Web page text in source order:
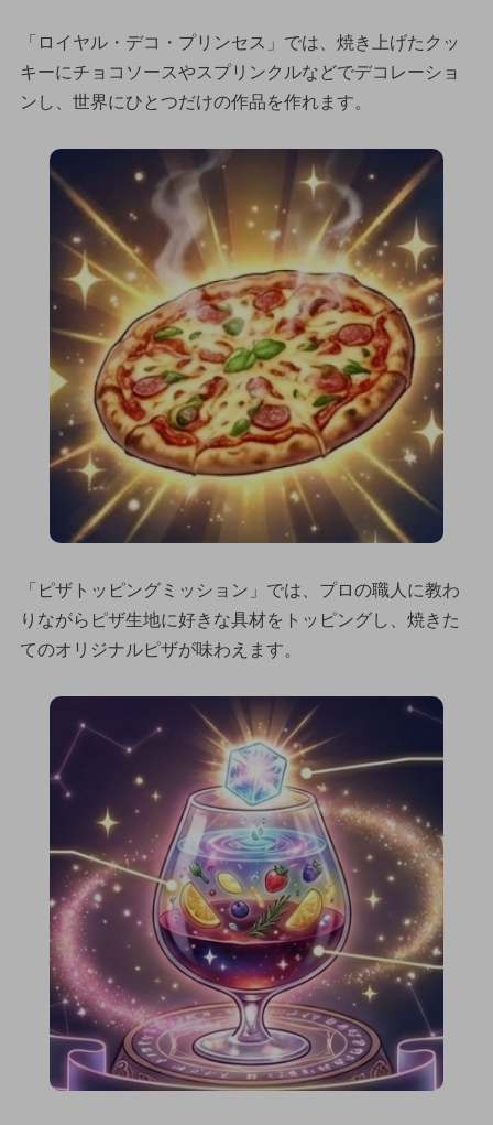
「ロイヤル・デコ・プリンセス」では、焼き上げたクッ
キーにチョコソースやスプリンクルなどでデコレーショ
ンし、世界にひとつだけの作品を作れます。
「ピザトッピングミッション」では、プロの職人に教わ
りながらピザ生地に好きな具材をトッピングし、焼きた
てのオリジナルピザが味わえます。